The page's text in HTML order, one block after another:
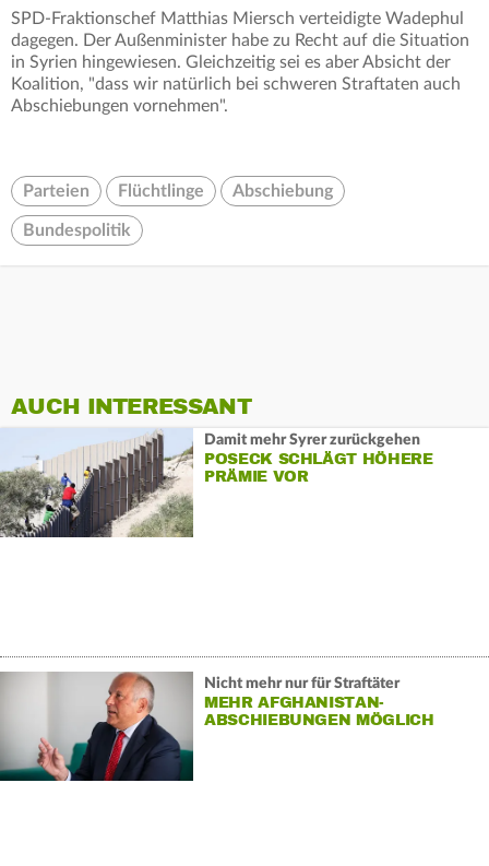
SPD-Fraktionschef Matthias Miersch verteidigte Wadephul
dagegen. Der Außenminister habe zu Recht auf die Situation
in Syrien hingewiesen. Gleichzeitig sei es aber Absicht der
Koalition, "dass wir natürlich bei schweren Straftaten auch
Abschiebungen vornehmen".
Parteien Flüchtlinge Abschiebung
Bundespolitik
AUCH INTERESSANT
Damit mehr Syrer zurückgehen
POSECK SCHLÄGT HÖHERE
PRÄMIE VOR
Nicht mehr nur für Straftäter
MEHR AFGHANISTAN-
ABSCHIEBUNGEN MÖGLICH